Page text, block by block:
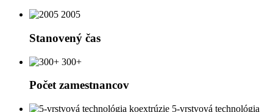
2005
Stanovený čas
300+
Počet zamestnancov
5-vrstvová technológia